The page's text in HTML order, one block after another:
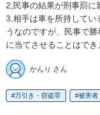
2,民事の結果が刑事罰に
3,相手は車を所持してい
うなのですが、民事で
に当てさせることはでき
かんり さん
万引き・窃盗罪 被害者